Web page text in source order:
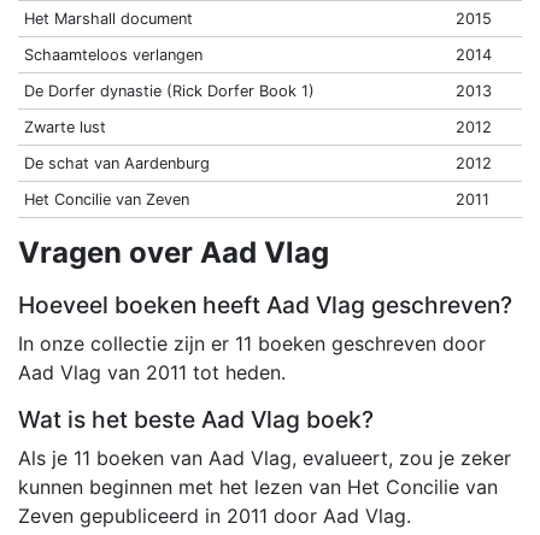
Het Marshall document
2015
Schaamteloos verlangen
2014
De Dorfer dynastie (Rick Dorfer Book 1)
2013
Zwarte lust
2012
De schat van Aardenburg
2012
Het Concilie van Zeven
2011
Vragen over Aad Vlag
Hoeveel boeken heeft Aad Vlag geschreven?
In onze collectie zijn er 11 boeken geschreven door
Aad Vlag van 2011 tot heden.
Wat is het beste Aad Vlag boek?
Als je 11 boeken van Aad Vlag, evalueert, zou je zeker
kunnen beginnen met het lezen van Het Concilie van
Zeven gepubliceerd in 2011 door Aad Vlag.